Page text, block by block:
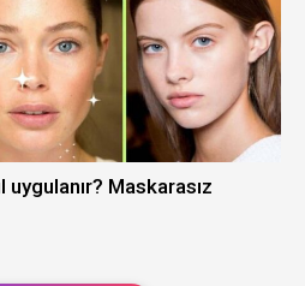
Maskarasız